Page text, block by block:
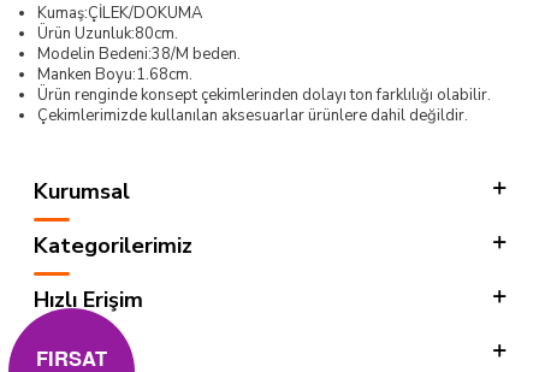
Kumaş:ÇİLEK/DOKUMA
Ürün Uzunluk:80cm.
Modelin Bedeni:38/M beden.
Manken Boyu:1.68cm.
Ürün renginde konsept çekimlerinden dolayı ton farklılığı olabilir.
Çekimlerimizde kullanılan aksesuarlar ürünlere dahil değildir.
Kurumsal
Kategorilerimiz
Hızlı Erişim
Sosyal
FIRSAT